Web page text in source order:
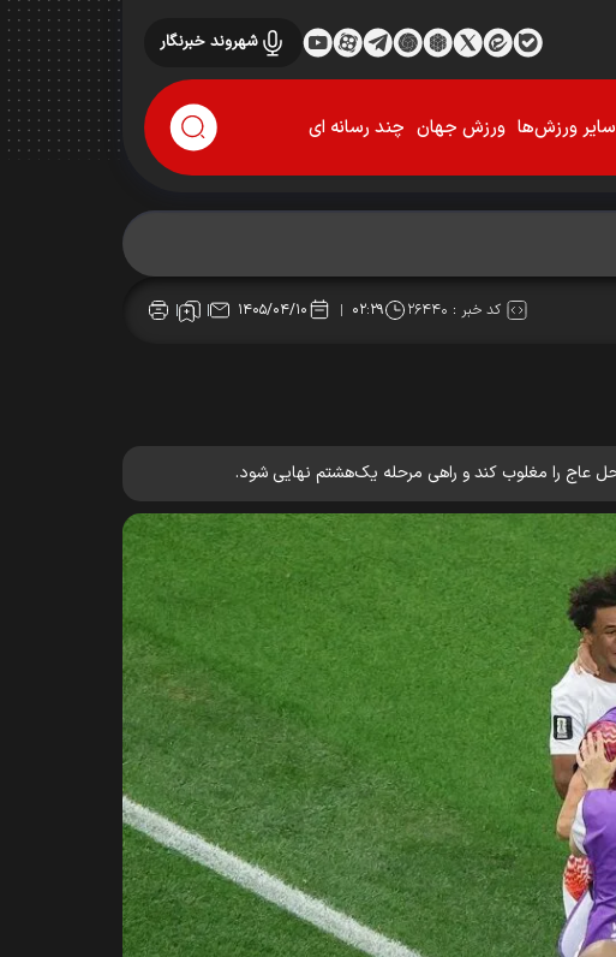
شهروند خبرنگار
سایر ورزش‌ها ورزش جهان چند رسانه ای
کد خبر : ۲۶۴۴۰ ۰۲:۲۹ ۱۴۰۵/۰۴/۱۰